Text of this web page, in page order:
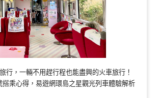
行，一輛不用趕行程也能盡興的火車旅行！
乘心得，易遊網環島之星觀光列車體驗解析